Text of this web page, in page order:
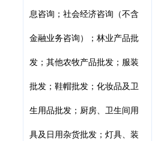
息咨询；社会经济咨询（不含
金融业务咨询）；林业产品批
发；其他农牧产品批发；服装
批发；鞋帽批发；化妆品及卫
生用品批发；厨房、卫生间用
具及日用杂货批发；灯具、装